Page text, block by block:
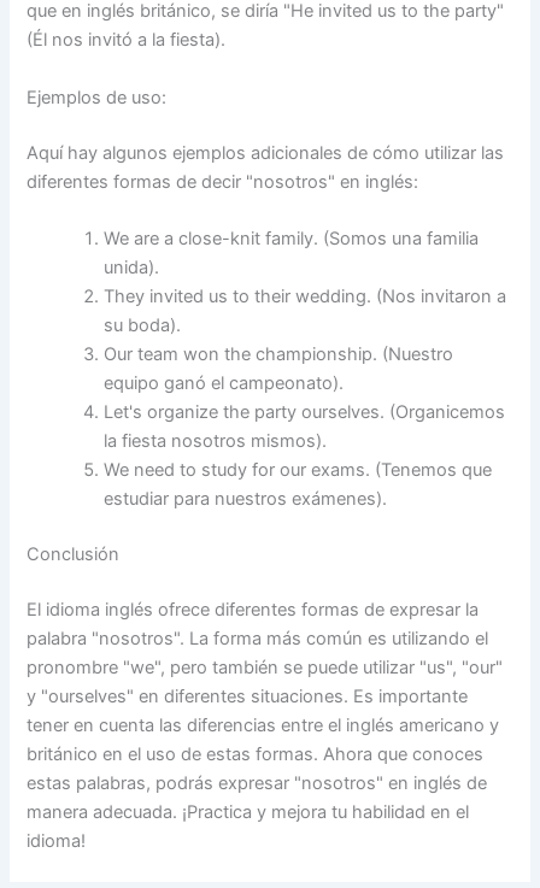
que en inglés británico, se diría "He invited us to the party"
(Él nos invitó a la fiesta).
Ejemplos de uso:
Aquí hay algunos ejemplos adicionales de cómo utilizar las
diferentes formas de decir "nosotros" en inglés:
We are a close-knit family. (Somos una familia
unida).
They invited us to their wedding. (Nos invitaron a
su boda).
Our team won the championship. (Nuestro
equipo ganó el campeonato).
Let's organize the party ourselves. (Organicemos
la fiesta nosotros mismos).
We need to study for our exams. (Tenemos que
estudiar para nuestros exámenes).
Conclusión
El idioma inglés ofrece diferentes formas de expresar la
palabra "nosotros". La forma más común es utilizando el
pronombre "we", pero también se puede utilizar "us", "our"
y "ourselves" en diferentes situaciones. Es importante
tener en cuenta las diferencias entre el inglés americano y
británico en el uso de estas formas. Ahora que conoces
estas palabras, podrás expresar "nosotros" en inglés de
manera adecuada. ¡Practica y mejora tu habilidad en el
idioma!